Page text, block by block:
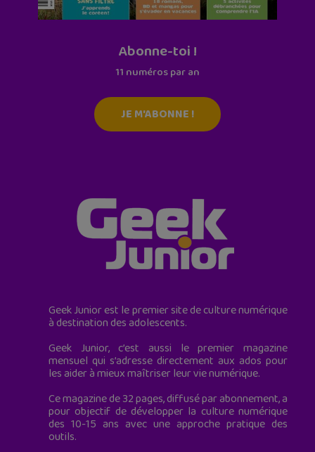
Abonne-toi !
11 numéros par an
JE M'ABONNE !
Geek Junior est le premier site de culture numérique
à destination des adolescents.
Geek Junior, c’est aussi le premier magazine
mensuel qui s’adresse directement aux ados pour
les aider à mieux maîtriser leur vie numérique.
Ce magazine de 32 pages, diffusé par abonnement, a
pour objectif de développer la culture numérique
des 10-15 ans avec une approche pratique des
outils.